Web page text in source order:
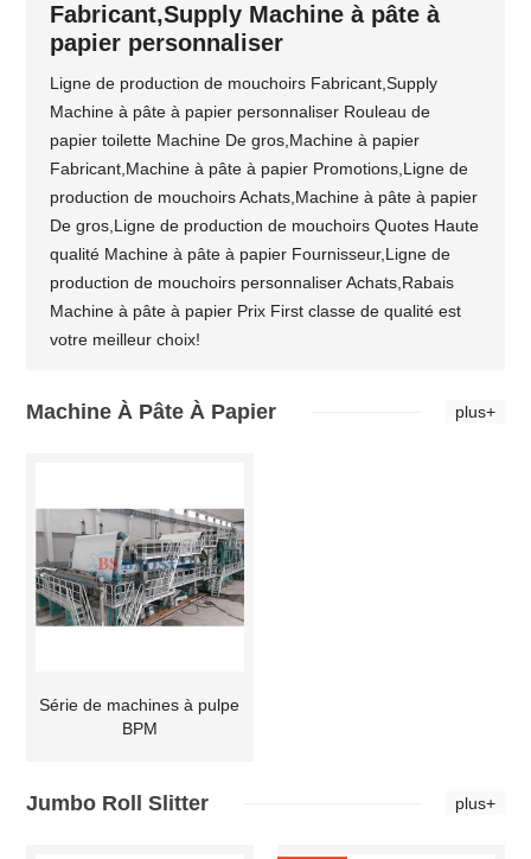
Fabricant,Supply Machine à pâte à
papier personnaliser
Ligne de production de mouchoirs Fabricant,Supply
Machine à pâte à papier personnaliser Rouleau de
papier toilette Machine De gros,Machine à papier
Fabricant,Machine à pâte à papier Promotions,Ligne de
production de mouchoirs Achats,Machine à pâte à papier
De gros,Ligne de production de mouchoirs Quotes Haute
qualité Machine à pâte à papier Fournisseur,Ligne de
production de mouchoirs personnaliser Achats,Rabais
Machine à pâte à papier Prix First classe de qualité est
votre meilleur choix!
Machine À Pâte À Papier plus+
Série de machines à pulpe
BPM
Jumbo Roll Slitter plus+